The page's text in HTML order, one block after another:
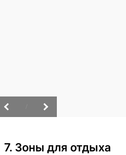
7. Зоны для отдыха